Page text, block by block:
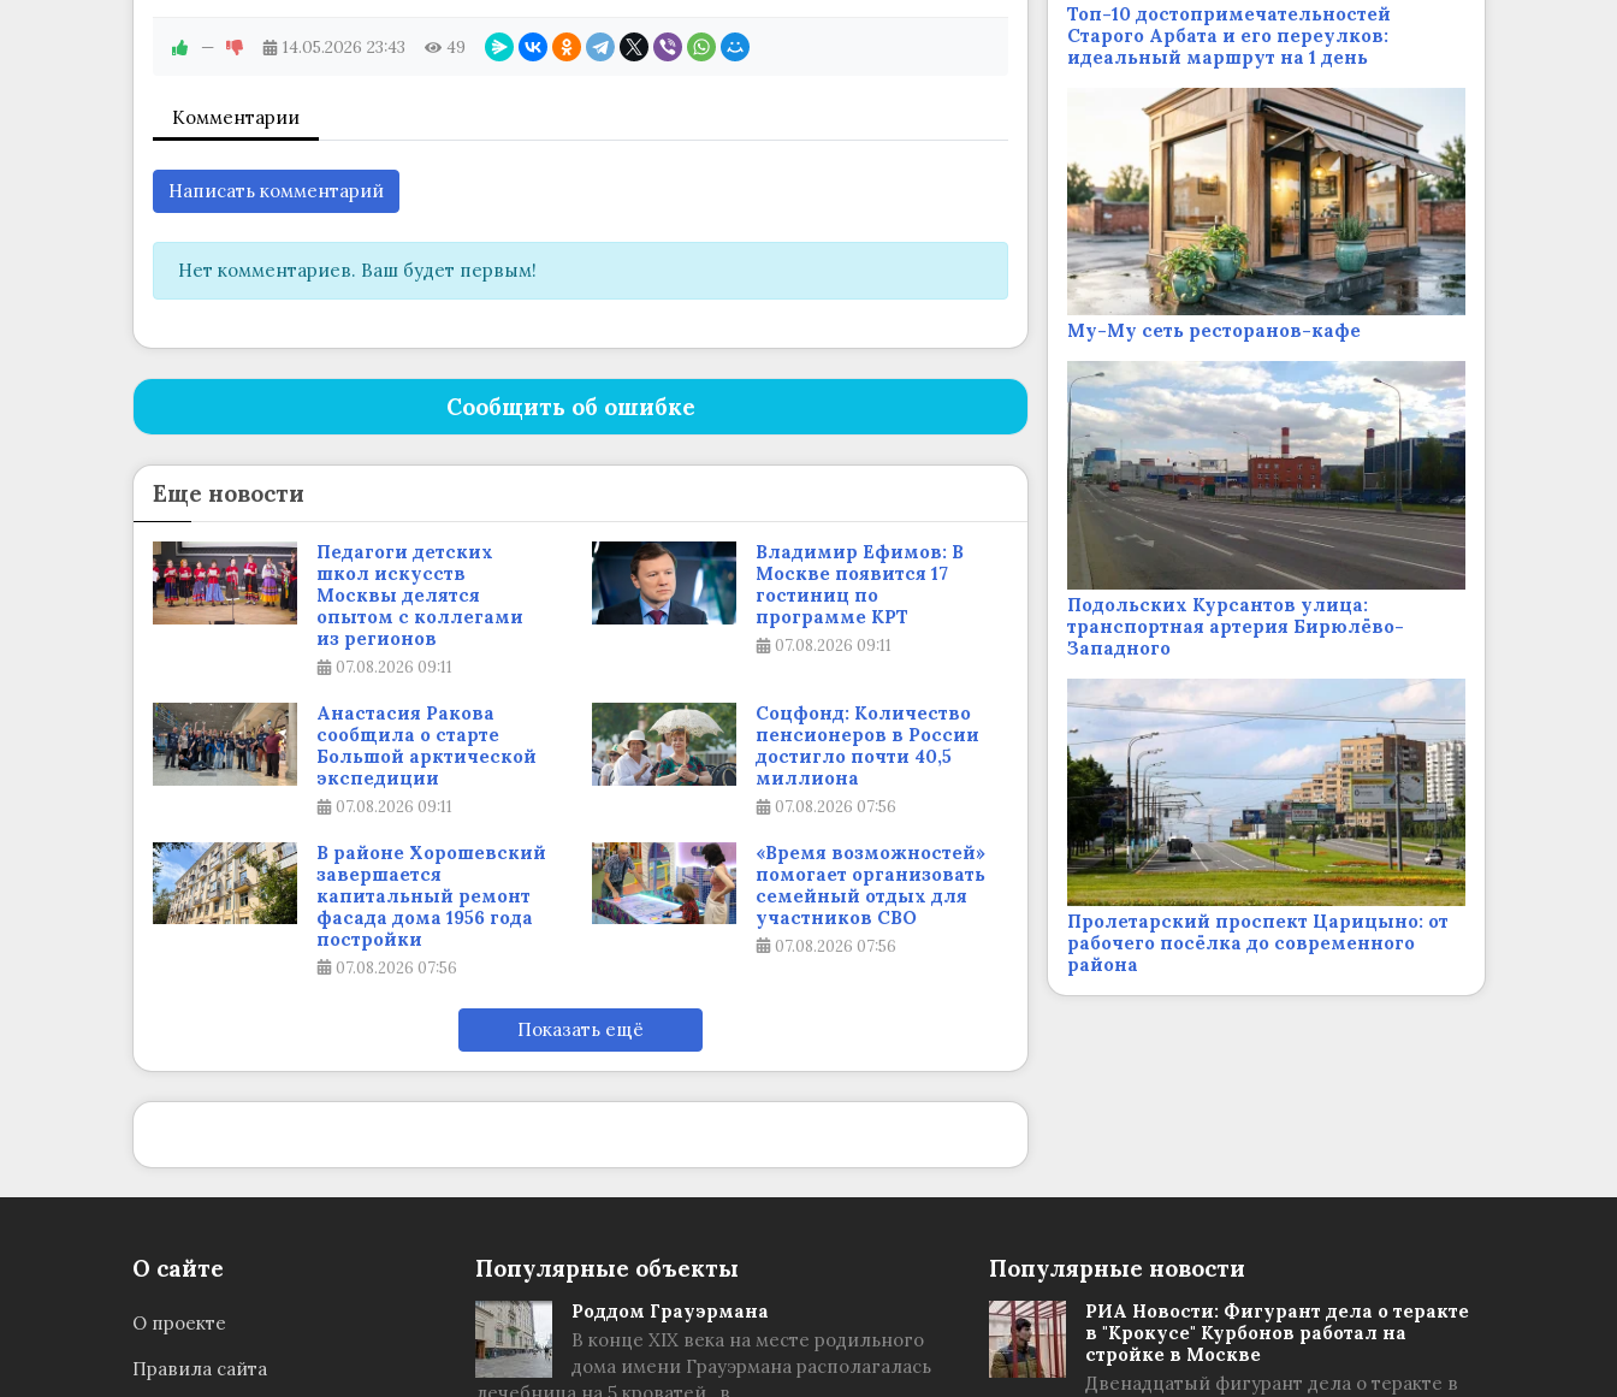
— 14.05.2026 23:43 49
Комментарии
Написать комментарий
Нет комментариев. Ваш будет первым!
Сообщить об ошибке
Еще новости
Педагоги детских
школ искусств
Москвы делятся
опытом с коллегами
из регионов
07.08.2026 09:11
Владимир Ефимов: В
Москве появится 17
гостиниц по
программе КРТ
07.08.2026 09:11
Анастасия Ракова
сообщила о старте
Большой арктической
экспедиции
07.08.2026 09:11
Соцфонд: Количество
пенсионеров в России
достигло почти 40,5
миллиона
07.08.2026 07:56
В районе Хорошевский
завершается
капитальный ремонт
фасада дома 1956 года
постройки
07.08.2026 07:56
«Время возможностей»
помогает организовать
семейный отдых для
участников СВО
07.08.2026 07:56
Показать ещё
Топ-10 достопримечательностей
Старого Арбата и его переулков:
идеальный маршрут на 1 день
Му-Му сеть ресторанов-кафе
Подольских Курсантов улица:
транспортная артерия Бирюлёво-
Западного
Пролетарский проспект Царицыно: от
рабочего посёлка до современного
района
О сайте
О проекте
Правила сайта
Популярные объекты
Роддом Грауэрмана
В конце XIX века на месте родильного
дома имени Грауэрмана располагалась
Популярные новости
РИА Новости: Фигурант дела о теракте
в "Крокусе" Курбонов работал на
стройке в Москве
Двенадцатый фигурант дела о теракте в